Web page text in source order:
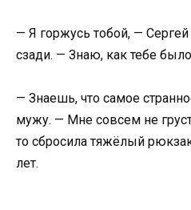
— Я горжусь тобой, — Сергей
сзади. — Знаю, как тебе
— Знаешь, что самое
мужу. — Мне совсем не
то сбросила тяжёлый
лет.